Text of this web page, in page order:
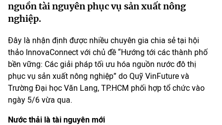
nguồn tài nguyên phục vụ sản xuất nông
nghiệp.
Đây là nhận định được nhiều chuyên gia chia sẻ tại hội
thảo InnovaConnect với chủ đề “Hướng tới các thành phố
bền vững: Các giải pháp tối ưu hóa nguồn nước đô thị
phục vụ sản xuất nông nghiệp” do Quỹ VinFuture và
Trường Đại học Văn Lang, TP.HCM phối hợp tổ chức vào
ngày 5/6 vừa qua.
Nước thải là tài nguyên mới